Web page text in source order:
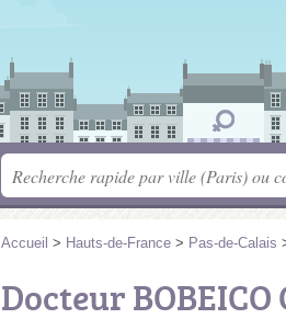
Accueil > Hauts-de-France > Pas-de-Calais
Docteur